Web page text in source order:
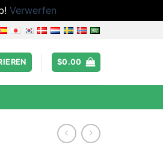
Verwerfen
$0.00